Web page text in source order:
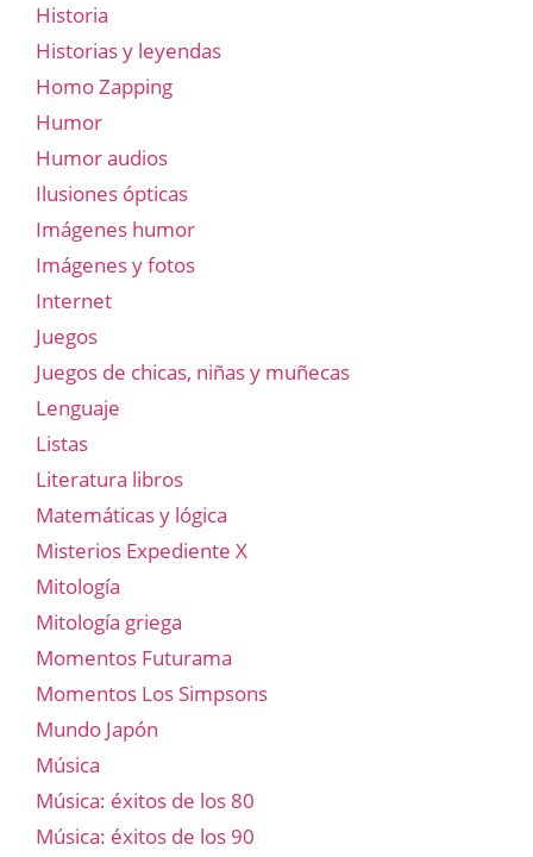
Historia
Historias y leyendas
Homo Zapping
Humor
Humor audios
Ilusiones ópticas
Imágenes humor
Imágenes y fotos
Internet
Juegos
Juegos de chicas, niñas y muñecas
Lenguaje
Listas
Literatura libros
Matemáticas y lógica
Misterios Expediente X
Mitología
Mitología griega
Momentos Futurama
Momentos Los Simpsons
Mundo Japón
Música
Música: éxitos de los 80
Música: éxitos de los 90